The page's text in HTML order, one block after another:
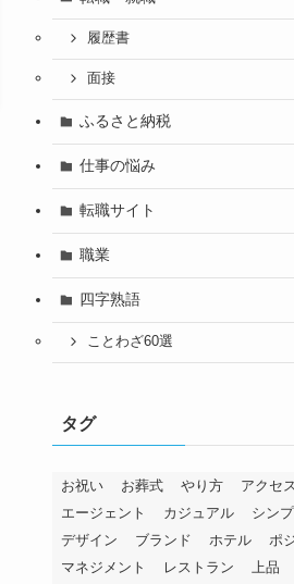
履歴書
面接
ふるさと納税
仕事の悩み
転職サイト
職業
四字熟語
ことわざ60選
タグ
お祝い お葬式 やり方 アクセス
エージェント
カジュアル シン
デザイン
ブランド ホテル
ポ
マネジメント
レストラン 上品